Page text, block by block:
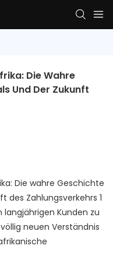
Die Wahre
Und Der Zukunft
Kunden zu
neuen Verständnis